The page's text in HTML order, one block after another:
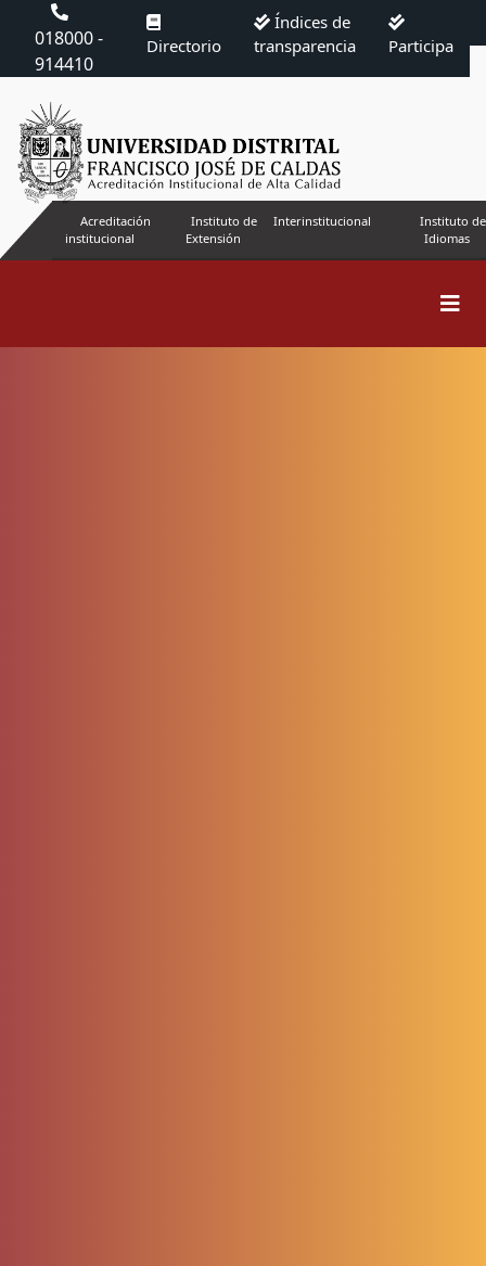
018000 -
914410
Directorio
Índices de
transparencia
Participa
Acreditación
institucional
Instituto de
Extensión
Interinstitucional
Instituto de
Idiomas